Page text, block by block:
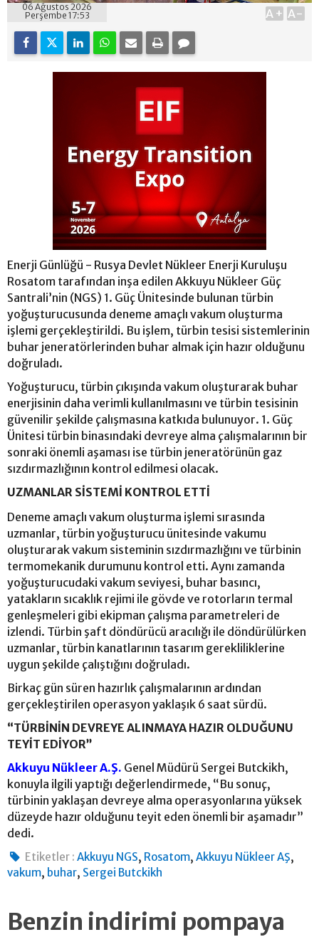
06 Ağustos 2026
Perşembe 17:53
A+ A-
Enerji Günlüğü - Rusya Devlet Nükleer Enerji Kuruluşu
Rosatom tarafından inşa edilen Akkuyu Nükleer Güç
Santrali’nin (NGS) 1. Güç Ünitesinde bulunan türbin
yoğuşturucusunda deneme amaçlı vakum oluşturma
işlemi gerçekleştirildi. Bu işlem, türbin tesisi sistemlerinin
buhar jeneratörlerinden buhar almak için hazır olduğunu
doğruladı.
Yoğuşturucu, türbin çıkışında vakum oluşturarak buhar
enerjisinin daha verimli kullanılmasını ve türbin tesisinin
güvenilir şekilde çalışmasına katkıda bulunuyor. 1. Güç
Ünitesi türbin binasındaki devreye alma çalışmalarının bir
sonraki önemli aşaması ise türbin jeneratörünün gaz
sızdırmazlığının kontrol edilmesi olacak.
UZMANLAR SİSTEMİ KONTROL ETTİ
Deneme amaçlı vakum oluşturma işlemi sırasında
uzmanlar, türbin yoğuşturucu ünitesinde vakumu
oluşturarak vakum sisteminin sızdırmazlığını ve türbinin
termomekanik durumunu kontrol etti. Aynı zamanda
yoğuşturucudaki vakum seviyesi, buhar basıncı,
yatakların sıcaklık rejimi ile gövde ve rotorların termal
genleşmeleri gibi ekipman çalışma parametreleri de
izlendi. Türbin şaft döndürücü aracılığı ile döndürülürken
uzmanlar, türbin kanatlarının tasarım gerekliliklerine
uygun şekilde çalıştığını doğruladı.
Birkaç gün süren hazırlık çalışmalarının ardından
gerçekleştirilen operasyon yaklaşık 6 saat sürdü.
“TÜRBİNİN DEVREYE ALINMAYA HAZIR OLDUĞUNU
TEYİT EDİYOR”
Akkuyu Nükleer A.Ş. Genel Müdürü Sergei Butckikh,
konuyla ilgili yaptığı değerlendirmede, “Bu sonuç,
türbinin yaklaşan devreye alma operasyonlarına yüksek
düzeyde hazır olduğunu teyit eden önemli bir aşamadır”
dedi.
Etiketler : Akkuyu NGS, Rosatom,Akkuyu Nükleer AŞ,
vakum, buhar, Sergei Butckikh
Benzin indirimi pompaya